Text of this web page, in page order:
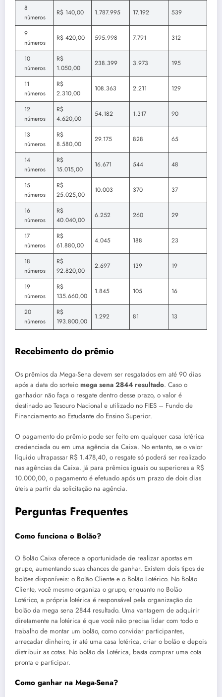
8
números
R$ 140,00 1.787.995 17.192 539
9
números
R$ 420,00 595.998 7.791 312
10
números
R$
1.050,00
238.399 3.973 195
11
números
R$
2.310,00
108.363 2.211 129
12
números
R$
4.620,00
54.182 1.317 90
13
números
R$
8.580,00
29.175 828 65
14
números
R$
15.015,00
16.671 544 48
15
números
R$
25.025,00
10.003 370 37
16
números
R$
40.040,00
6.252 260 29
17
números
R$
61.880,00
4.045 188 23
18
números
R$
92.820,00
2.697 139 19
19
números
R$
135.660,00
1.845 105 16
20
números
R$
193.800,00
1.292 81 13​
Recebimento do prêmio
Os prêmios da Mega-Sena devem ser resgatados em até 90 dias
após a data do sorteio mega sena 2844 resultado. Caso o
ganhador não faça o resgate dentro desse prazo, o valor é
destinado ao Tesouro Nacional e utilizado no FIES – Fundo de
Financiamento ao Estudante do Ensino Superior.
O pagamento do prêmio pode ser feito em qualquer casa lotérica
credenciada ou em uma agência da Caixa. No entanto, se o valor
líquido ultrapassar R$ 1.478,40, o resgate só poderá ser realizado
nas agências da Caixa. Já para prêmios iguais ou superiores a R$
10.000,00, o pagamento é efetuado após um prazo de dois dias
úteis a partir da solicitação na agência.
Perguntas Frequentes
Como funciona o Bolão?
O Bolão Caixa oferece a oportunidade de realizar apostas em
grupo, aumentando suas chances de ganhar. Existem dois tipos de
bolões disponíveis: o Bolão Cliente e o Bolão Lotérico. No Bolão
Cliente, você mesmo organiza o grupo, enquanto no Bolão
Lotérico, a própria lotérica é responsável pela organização do
bolão da mega sena 2844 resultado. Uma vantagem de adquirir
diretamente na lotérica é que você não precisa lidar com todo o
trabalho de montar um bolão, como convidar participantes,
arrecadar dinheiro, ir até uma casa lotérica, criar o bolão e depois
distribuir as cotas. No bolão da Lotérica, basta comprar uma cota
pronta e participar.
Como ganhar na Mega-Sena?